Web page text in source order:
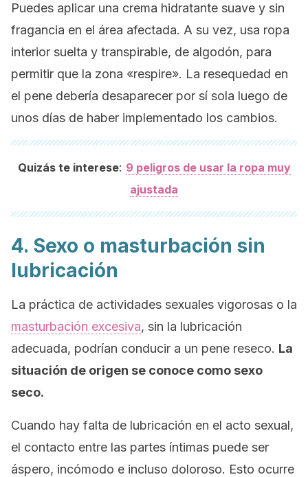
Puedes aplicar una crema hidratante suave y sin
fragancia en el área afectada. A su vez, usa ropa
interior suelta y transpirable, de algodón, para
permitir que la zona «respire». La resequedad en
el pene debería desaparecer por sí sola luego de
unos días de haber implementado los cambios.
Quizás te interese: 9 peligros de usar la ropa muy
ajustada
4. Sexo o masturbación sin
lubricación
La práctica de actividades sexuales vigorosas o la
masturbación excesiva, sin la lubricación
adecuada, podrían conducir a un pene reseco. La
situación de origen se conoce como sexo
seco.
Cuando hay falta de lubricación en el acto sexual,
el contacto entre las partes íntimas puede ser
áspero, incómodo e incluso doloroso. Esto ocurre